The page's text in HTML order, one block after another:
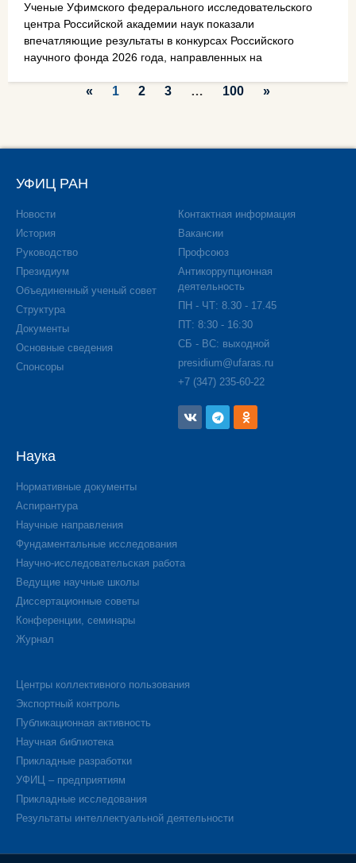
Ученые Уфимского федерального исследовательского
центра Российской академии наук показали
впечатляющие результаты в конкурсах Российского
научного фонда 2026 года, направленных на
« 1 2 3 … 100 »
УФИЦ РАН
Новости
История
Руководство
Президиум
Объединенный ученый совет
Структура
Документы
Основные сведения
Спонсоры
Контактная информация
Вакансии
Профсоюз
Антикоррупционная
деятельность
ПН - ЧТ: 8.30 - 17.45
ПТ: 8:30 - 16:30
СБ - ВС: выходной
presidium@ufaras.ru
+7 (347) 235-60-22
Наука
Нормативные документы
Аспирантура
Научные направления
Фундаментальные исследования
Научно-исследовательская работа
Ведущие научные школы
Диссертационные советы
Конференции, семинары
Журнал
Центры коллективного пользования
Экспортный контроль
Публикационная активность
Научная библиотека
Прикладные разработки
УФИЦ – предприятиям
Прикладные исследования
Результаты интеллектуальной деятельности